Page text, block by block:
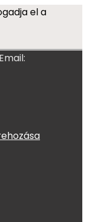
el a
Email: